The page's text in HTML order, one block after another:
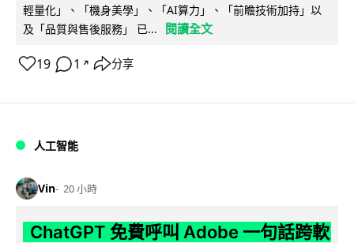
輕量化」、「機身美學」、「AI算力」、「前瞻技術加持」以
及「品質與售後服務」 已...
閱讀全文
19 1 ↗ 分享
人工智能
Vin 20 小時
ChatGPT 免費呼叫 Adobe 一句話跨軟